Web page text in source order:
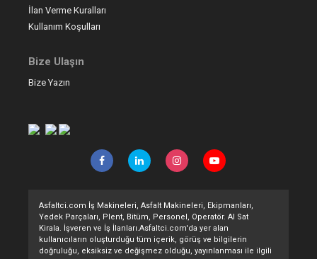
İlan Verme Kuralları
Kullanım Koşulları
Bize Ulaşın
Bize Yazın
Asfaltci.com İş Makineleri, Asfalt Makineleri, Ekipmanları,
Yedek Parçaları, Plent, Bitüm, Personel, Operatör. Al Sat
Kirala. İşveren ve İş İlanları.Asfaltci.com'da yer alan
kullanıcıların oluşturduğu tüm içerik, görüş ve bilgilerin
doğruluğu, eksiksiz ve değişmez olduğu, yayınlanması ile ilgili